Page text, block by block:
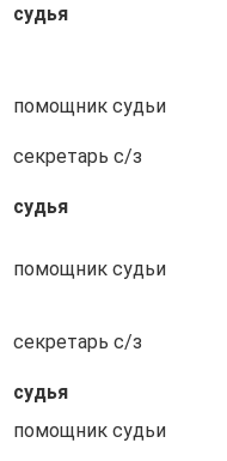
судья
помощник судьи
секретарь с/з
судья
помощник судьи
секретарь с/з
судья
помощник судьи